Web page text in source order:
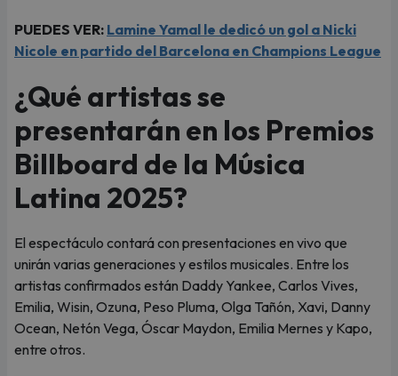
PUEDES VER: Lamine Yamal le dedicó un gol a Nicki
Nicole en partido del Barcelona en Champions League
¿Qué artistas se
presentarán en los Premios
Billboard de la Música
Latina 2025?
El espectáculo contará con presentaciones en vivo que
unirán varias generaciones y estilos musicales. Entre los
artistas confirmados están Daddy Yankee, Carlos Vives,
Emilia, Wisin, Ozuna, Peso Pluma, Olga Tañón, Xavi, Danny
Ocean, Netón Vega, Óscar Maydon, Emilia Mernes y Kapo,
entre otros.